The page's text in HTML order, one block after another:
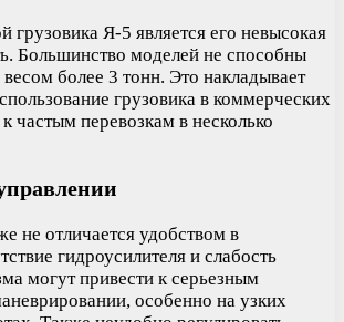
грузовика Я-5 является его невысокая
Большинство моделей не способны
более 3 тонн. Это накладывает
грузовика в коммерческих
частым перевозкам в несколько
не отличается удобством в
гидроусилителя и слабость
могут привести к серьезным
особенно на узких